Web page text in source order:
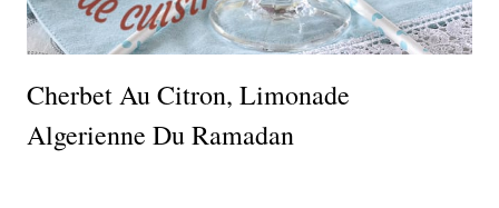
Cherbet Au Citron, Limonade
Algerienne Du Ramadan